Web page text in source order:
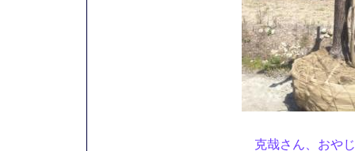
克哉さん、おや